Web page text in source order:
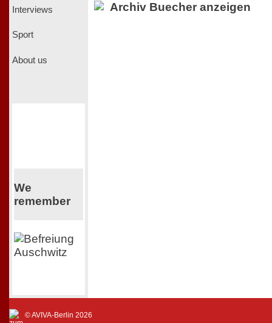
Interviews
Sport
About us
We
remember
Archiv Buecher anzeigen
© AVIVA-Berlin 2026